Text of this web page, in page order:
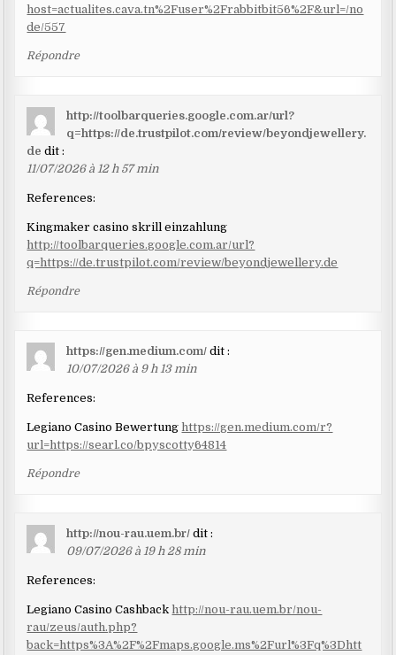
host=actualites.cava.tn%2Fuser%2Frabbitbit56%2F&url=/no
de/557
Répondre
http://toolbarqueries.google.com.ar/url?
q=https://de.trustpilot.com/review/beyondjewellery.
de dit :
11/07/2026 à 12 h 57 min
References:
Kingmaker casino skrill einzahlung
http://toolbarqueries.google.com.ar/url?
q=https://de.trustpilot.com/review/beyondjewellery.de
Répondre
https://gen.medium.com/ dit :
10/07/2026 à 9 h 13 min
References:
Legiano Casino Bewertunghttps://gen.medium.com/r?
url=https://searl.co/bpyscotty64814
Répondre
http://nou-rau.uem.br/ dit :
09/07/2026 à 19 h 28 min
References:
Legiano Casino Cashback http://nou-rau.uem.br/nou-
rau/zeus/auth.php?
back=https%3A%2F%2Fmaps.google.ms%2Furl%3Fq%3Dhtt